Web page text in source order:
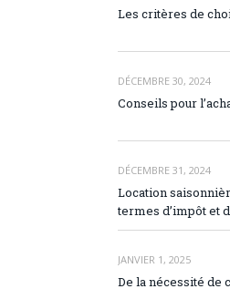
Les critères de
DÉCEMBRE 30, 2024
Conseils pour
DÉCEMBRE 31, 2024
Location
termes d’impôt et
JANVIER 1, 2025
De la nécessité de